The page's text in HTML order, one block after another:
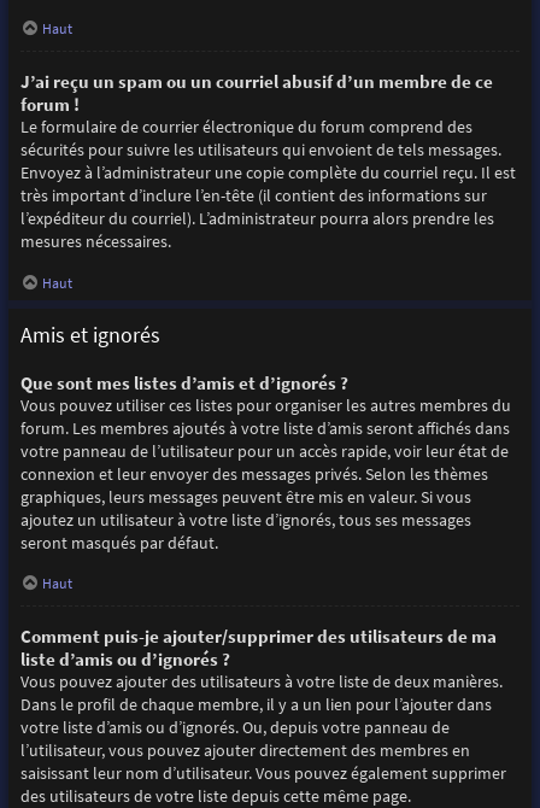
Haut
J’ai reçu un spam ou un courriel abusif d’un membre de ce
forum !
Le formulaire de courrier électronique du forum comprend des
sécurités pour suivre les utilisateurs qui envoient de tels messages.
Envoyez à l’administrateur une copie complète du courriel reçu. Il est
très important d’inclure l’en-tête (il contient des informations sur
l’expéditeur du courriel). L’administrateur pourra alors prendre les
mesures nécessaires.
Haut
Amis et ignorés
Que sont mes listes d’amis et d’ignorés ?
Vous pouvez utiliser ces listes pour organiser les autres membres du
forum. Les membres ajoutés à votre liste d’amis seront affichés dans
votre panneau de l’utilisateur pour un accès rapide, voir leur état de
connexion et leur envoyer des messages privés. Selon les thèmes
graphiques, leurs messages peuvent être mis en valeur. Si vous
ajoutez un utilisateur à votre liste d’ignorés, tous ses messages
seront masqués par défaut.
Haut
Comment puis-je ajouter/supprimer des utilisateurs de ma
liste d’amis ou d’ignorés ?
Vous pouvez ajouter des utilisateurs à votre liste de deux manières.
Dans le profil de chaque membre, il y a un lien pour l’ajouter dans
votre liste d’amis ou d’ignorés. Ou, depuis votre panneau de
l’utilisateur, vous pouvez ajouter directement des membres en
saisissant leur nom d’utilisateur. Vous pouvez également supprimer
des utilisateurs de votre liste depuis cette même page.